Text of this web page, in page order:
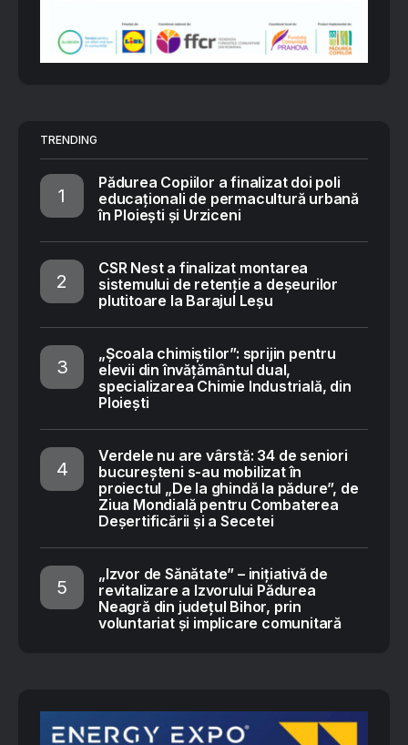
TRENDING
Pădurea Copiilor a finalizat doi poli
educaționali de permacultură urbană
în Ploiești și Urziceni
CSR Nest a finalizat montarea
sistemului de retenție a deșeurilor
plutitoare la Barajul Leșu
„Școala chimiștilor”: sprijin pentru
elevii din învățământul dual,
specializarea Chimie Industrială, din
Ploiești
Verdele nu are vârstă: 34 de seniori
bucureșteni s-au mobilizat în
proiectul „De la ghindă la pădure”, de
Ziua Mondială pentru Combaterea
Deșertificării și a Secetei
„Izvor de Sănătate” – inițiativă de
revitalizare a Izvorului Pădurea
Neagră din județul Bihor, prin
voluntariat și implicare comunitară